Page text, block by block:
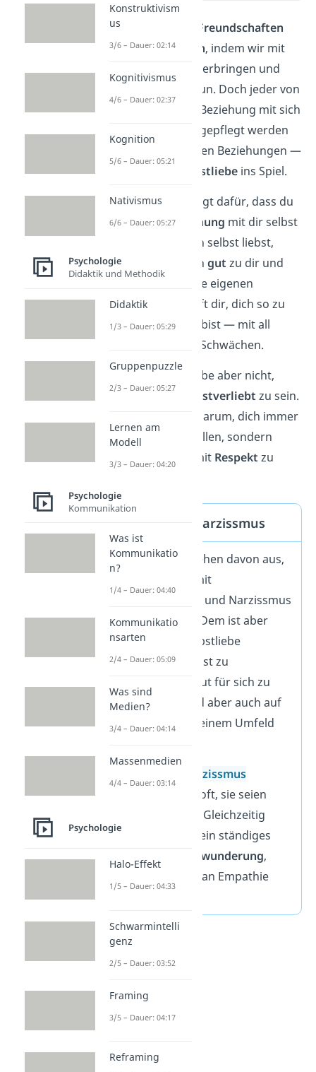
Wir pflegen unsere
Freundschaften
undPartnerschaften, indem wir mit
den Menschen Zeit verbringen und
ihnen etwas Gutes tun. Doch jeder von
uns führt auch eine Beziehung mit sich
selber, die genauso gepflegt werden
muss, wie alle anderen Beziehungen —
hier kommt die
Selbstliebeins Spiel.
Denn Selbstliebe sorgt dafür, dass du
einegesunde Beziehung mit dir selbst
führst. Wenn du dich selbst liebst,
dann bist du nämlich gut zu dir und
berücksichtigst deine eigenen
Bedürfnisse
. Das hilft dir, dich so zu
akzeptieren, wie du bist — mit all
deinen Stärken und Schwächen.
Dabei heißt Selbstliebe aber nicht,
egoistischoder selbstverliebt zu sein.
Denn es geht nicht darum, dich immer
an erste Stelle zu stellen, sondern
darum, dich selbst mit Respekt zu
Selbstliebe vs. Narzissmus
Viele Menschen gehen davon aus,
mit
und Narzissmus
zusammenhängt. Dem ist aber
nicht so. Denn Selbstliebe
bedeutet, sich selbst zu
akzeptieren und gut für sich zu
sorgen. Dabei wird aber auch auf
die Menschen in seinem Umfeld
Narzissmus
hingegen denken oft, sie seien
besser als andere. Gleichzeitig
haben Narzissten ein ständiges
Bewunderung,
während es ihnen an Empathie
Konstruktivism
us
3/6 – Dauer: 02:14
Kognitivismus
4/6 – Dauer: 02:37
Kognition
5/6 – Dauer: 05:21
Nativismus
6/6 – Dauer: 05:27
Psychologie
Didaktik und Methodik
Didaktik
1/3 – Dauer: 05:29
Gruppenpuzzle
2/3 – Dauer: 05:27
Lernen am
Modell
3/3 – Dauer: 04:20
Psychologie
Kommunikation
Was ist
Kommunikatio
n?
1/4 – Dauer: 04:40
Kommunikatio
nsarten
2/4 – Dauer: 05:09
Was sind
Medien?
3/4 – Dauer: 04:14
Massenmedien
4/4 – Dauer: 03:14
Psychologie
Halo-Effekt
1/5 – Dauer: 04:33
Schwarmintelli
genz
2/5 – Dauer: 03:52
Framing
3/5 – Dauer: 04:17
Reframing